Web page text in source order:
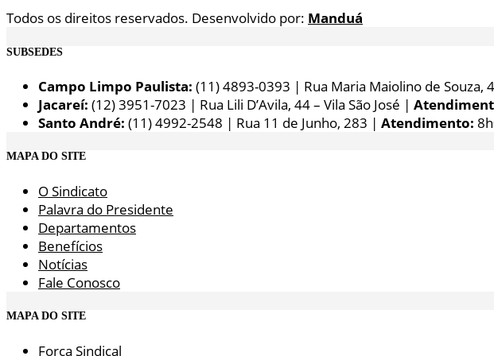
Todos os direitos reservados. Desenvolvido por: Manduá
SUBSEDES
Campo Limpo Paulista: (11) 4893-0393 | Rua Maria Maiolino de Souza,
Jacareí: (12) 3951-7023 | Rua Lili D’Avila, 44 – Vila São José |
Santo André: (11) 4992-2548 | Rua 11 de Junho, 283 | Atendimento:
MAPA DO SITE
O Sindicato
Palavra do Presidente
Departamentos
Benefícios
Notícias
Fale Conosco
MAPA DO SITE
Força Sindical